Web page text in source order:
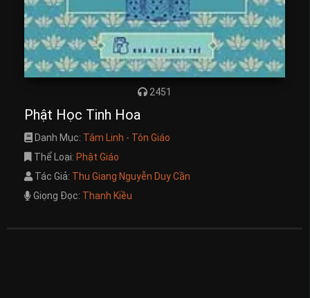
2451
Phật Học Tinh Hoa
Danh Mục: Tâm Linh - Tôn Giáo
Thể Loại: Phật Giáo
Tác Giả: Thu Giang Nguyễn Duy Cần
Giọng Đọc: Thanh Kiều